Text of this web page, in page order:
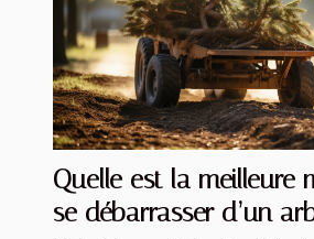
Quelle est la meilleure
se débarrasser d’un